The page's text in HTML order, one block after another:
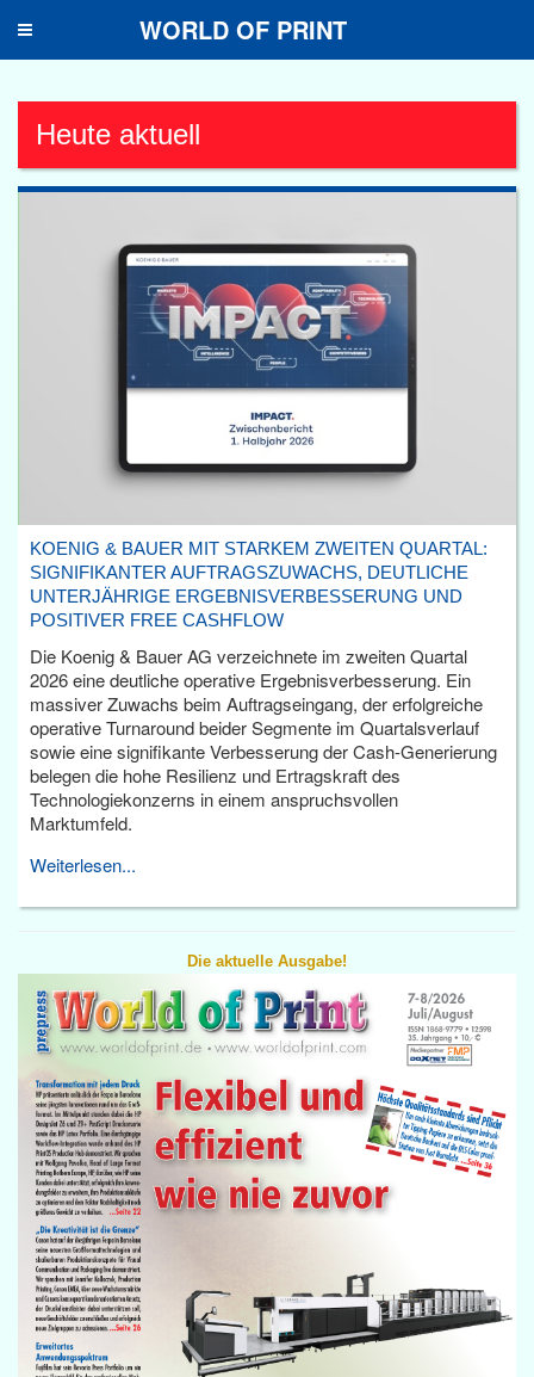
Toggle
WORLD OF PRINT
Heute aktuell
KOENIG & BAUER MIT STARKEM ZWEITEN QUARTAL:
SIGNIFIKANTER AUFTRAGSZUWACHS, DEUTLICHE
UNTERJÄHRIGE ERGEBNISVERBESSERUNG UND
POSITIVER FREE CASHFLOW
Die Koenig & Bauer AG verzeichnete im zweiten Quartal
2026 eine deutliche operative Ergebnisverbesserung. Ein
massiver Zuwachs beim Auftragseingang, der erfolgreiche
operative Turnaround beider Segmente im Quartalsverlauf
sowie eine signifikante Verbesserung der Cash-Generierung
belegen die hohe Resilienz und Ertragskraft des
Technologiekonzerns in einem anspruchsvollen
Marktumfeld.
Weiterlesen...
Die aktuelle Ausgabe!